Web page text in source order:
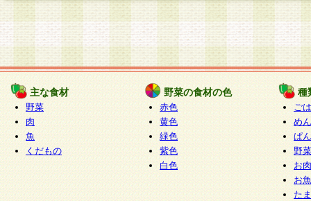
主な食材
野菜
肉
魚
くだもの
野菜の食材の色
赤色
黄色
緑色
紫色
白色
種
ご
めん
ぱん
野
お
お
た